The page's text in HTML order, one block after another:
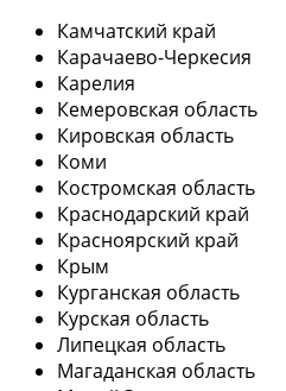
Камчатский край
Карачаево-Черкесия
Карелия
Кемеровская область
Кировская область
Коми
Костромская область
Краснодарский край
Красноярский край
Крым
Курганская область
Курская область
Липецкая область
Магаданская область